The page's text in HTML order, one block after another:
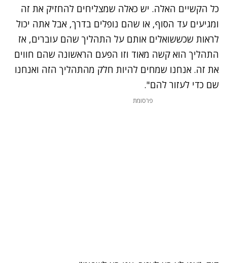
כל הקשיים האלה. יש כאלה שמצליחים להחזיק את זה
ומגיעים עד הסוף, או שהם נופלים בדרך, אבל אתה יכול
לראות שכששואלים אותם על התהליך שהם עוברים, אז
התהליך הוא קשה מאוד וזו הפעם הראשונה שהם חווים
את זה. אנחנו שמחים להיות חלק מהתהליך הזה ואנחנו
שם כדי לעזור להם".
פרסומת